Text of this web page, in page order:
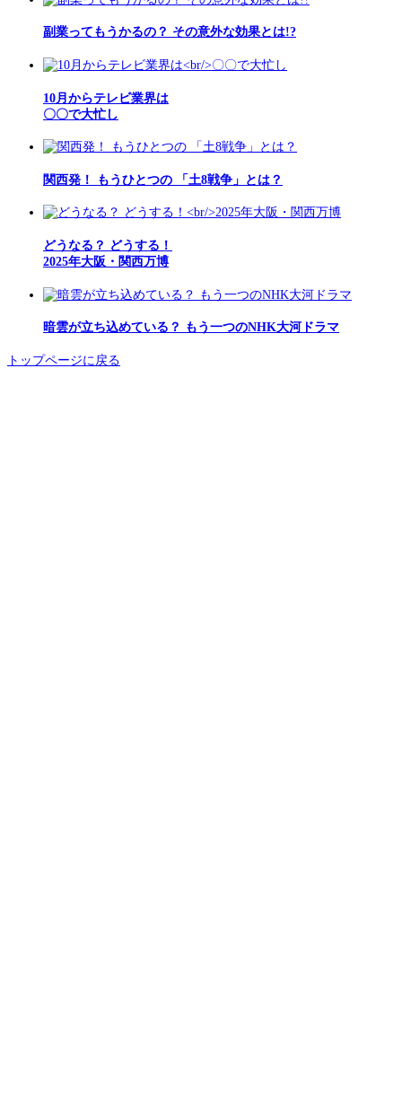
副業ってもうかるの？ その意外な効果とは!?
10月からテレビ業界は
〇〇で大忙し
関西発！ もうひとつの 「土8戦争」とは？
どうなる？ どうする！
2025年大阪・関西万博
暗雲が立ち込めている？ もう一つのNHK大河ドラマ
トップページに戻る